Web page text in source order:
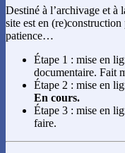
Destiné à l’archivage et à
site est en
patience…
Étape 1 : mise en
documentaire. Fait
Étape 2 : mise en
En cours.
Étape 3 : mise en
faire.